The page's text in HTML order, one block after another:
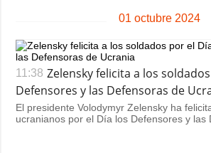
01 octubre 2024
11:38 Zelensky felicita a los
Defensores y las Defensoras de
El presidente Volodymyr Zelensky ha
ucranianos por el Día los Defensores y las